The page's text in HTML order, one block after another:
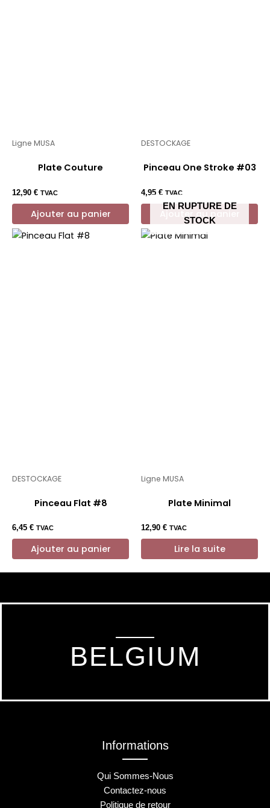
Ligne MUSA
Plate Couture
12,90 € TVAC
Ajouter au panier
DESTOCKAGE
Pinceau One Stroke #03
4,95 € TVAC
DESTOCKAGE
Pinceau Flat #8
6,45 € TVAC
Ajouter au panier
EN RUPTURE DE
STOCK
Ligne MUSA
Plate Minimal
12,90 € TVAC
Lire la suite
BELGIUM
Informations
Qui Sommes-Nous
Contactez-nous
Politique de retour